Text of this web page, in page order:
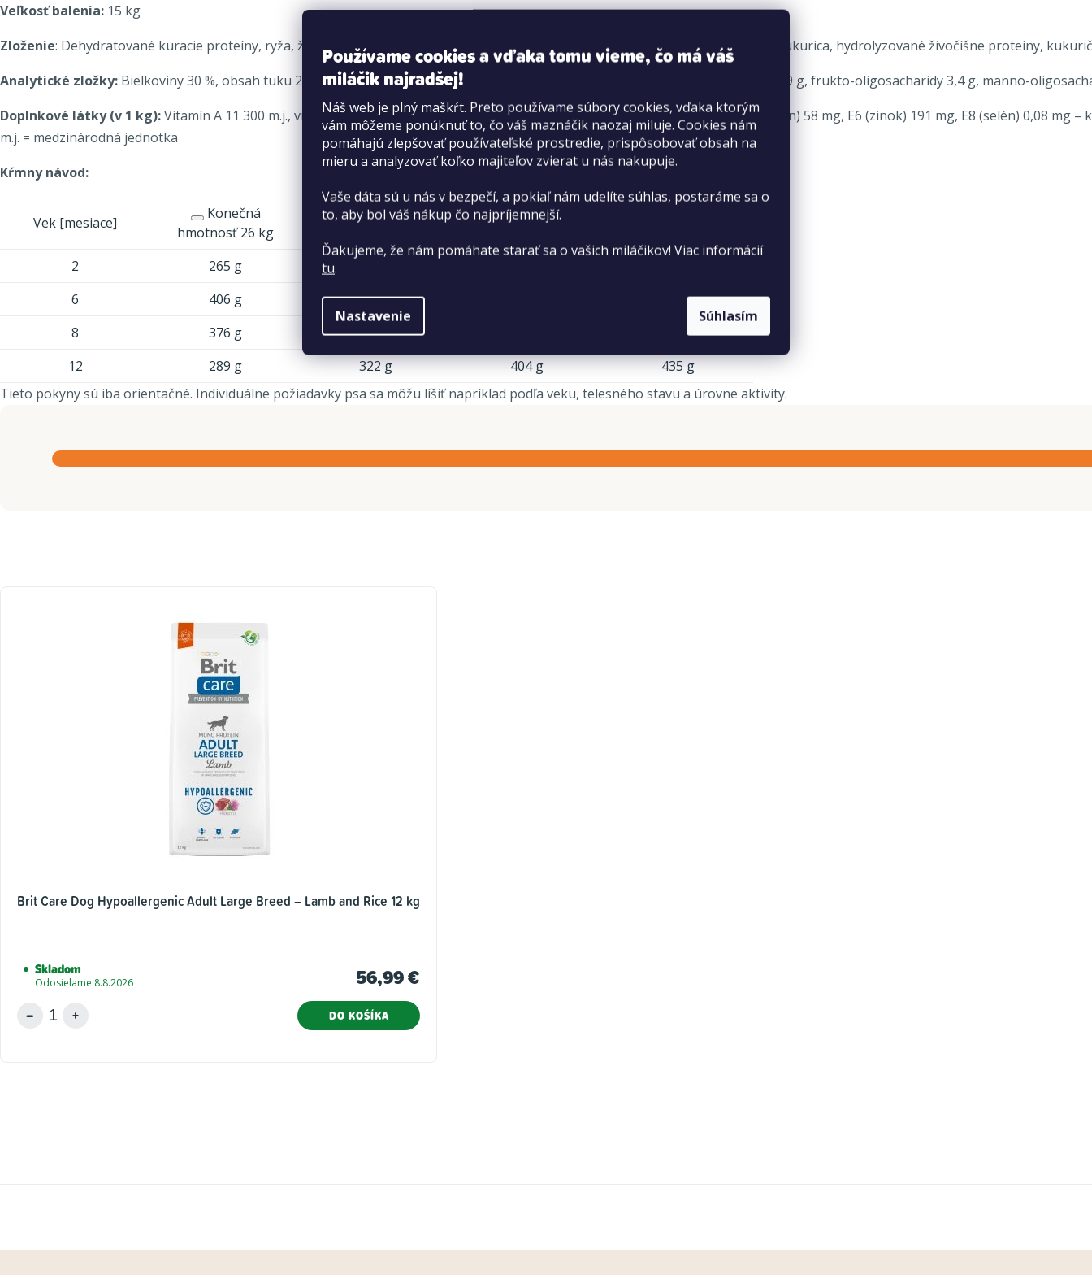
Používame cookies a vďaka tomu vieme, čo má váš
miláčik najradšej!
Náš web je plný maškŕt. Preto používame súbory cookies, vďaka ktorým
vám môžeme ponúknuť to, čo váš maznáčik naozaj miluje. Cookies nám
pomáhajú zlepšovať používateľské prostredie, prispôsobovať obsah na
mieru a analyzovať koľko majiteľov zvierat u nás nakupuje.
Vaše dáta sú u nás v bezpečí, a pokiaľ nám udelíte súhlas, postaráme sa o
to, aby bol váš nákup čo najpríjemnejší.
Ďakujeme, že nám pomáhate starať sa o vašich miláčikov! Viac informácií
tu.
Nastavenie Súhlasím
Veľkosť balenia: 15 kg
Zloženie: Dehydratované kuracie proteíny, ryža, živočíšne tuky, izolát rastlinných proteínov (LIP: vysoko stráviteľné bielkoviny), kukurica, hydrolyzované živočíšne proteíny,
Analytické zložky: Bielkoviny 30 %, obsah tuku 20 %, hrubý popol 8,2 %, hrubá vláknina 2,4 %, v 1 kg: vápnik (Ca) 12 g, fosfor (P) 9 g, frukto-oligosacharidy 3,4 g, manno-
Doplnkové látky (v 1 kg):Vitamín A 11 300 m.j., vitamín D3 1 000 m.j., E1 (železo) 45 mg, E2 (jód) 3,5 mg, E4 (meď) 8 mg, E5 (mangán) 58 mg, E6 (zinok) 191 mg, E8 (selén) 0,08 mg
m.j. = medzinárodná jednotka
Kŕmny návod:
Vek [mesiace]
Konečná
hmotnosť 26 kg
Konečná hmotnosť
Konečná hmotnosť
2
265 g
6
406 g 451 g
601 g
8
376 g 421 g
598 g
12
289 g 322 g 404 g
435 g
Tieto pokyny sú iba orientačné. Individuálne požiadavky psa sa môžu líšiť napríklad podľa veku, telesného stavu a úrovne aktivity.
Brit Care Dog Hypoallergenic Adult Large Breed – Lamb and Rice 12 kg
Skladom
Odosielame 8.8.2026 56,99 €
DO KOŠÍKA